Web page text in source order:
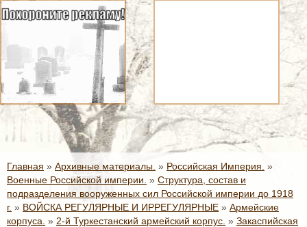
Главная » Архивные материалы. » Российская Империя. »
Военные Российской империи. » Структура, состав и
подразделения вооруженных сил Российской империи до 1918
г. » ВОЙСКА РЕГУЛЯРНЫЕ И ИРРЕГУЛЯРНЫЕ » Армейские
корпуса. » 2-й Туркестанский армейский корпус. » Закаспийская